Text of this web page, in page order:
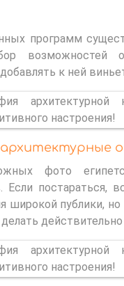
программ
к ней
фото
Если постараться,
широкой публики,